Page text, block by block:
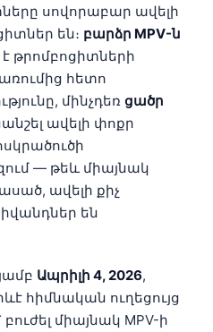
սովորաբար ավելի
են։ բարձր MPV-ն
թրոմբոցիտների
հետո
մինչդեռ ցածր
ավելի փոքր
— թեև միայնակ
ավելի քիչ
են
Ապրիլի 4, 2026,
հիմնական ուղեցույց
միայնակ MPV-ի